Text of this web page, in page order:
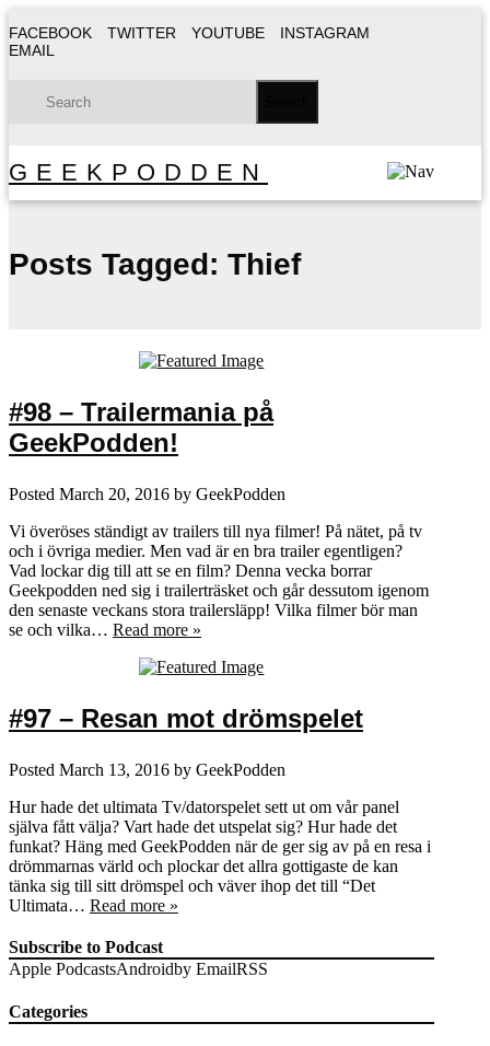
FACEBOOK TWITTER YOUTUBE
INSTAGRAM
EMAIL
GEEKPODDEN
Posts Tagged: Thief
#98 – Trailermania på
GeekPodden!
Posted March 20, 2016 by GeekPodden
Vi överöses ständigt av trailers till nya filmer! På nätet, på tv
och i övriga medier. Men vad är en bra trailer egentligen?
Vad lockar dig till att se en film? Denna vecka borrar
Geekpodden ned sig i trailerträsket och går dessutom igenom
den senaste veckans stora trailersläpp! Vilka filmer bör man
se och vilka… Read more »
#97 – Resan mot drömspelet
Posted March 13, 2016 by GeekPodden
Hur hade det ultimata Tv/datorspelet sett ut om vår panel
själva fått välja? Vart hade det utspelat sig? Hur hade det
funkat? Häng med GeekPodden när de ger sig av på en resa i
drömmarnas värld och plockar det allra gottigaste de kan
tänka sig till sitt drömspel och väver ihop det till “Det
Ultimata… Read more »
Subscribe to Podcast
Apple PodcastsAndroidby EmailRSS
Categories